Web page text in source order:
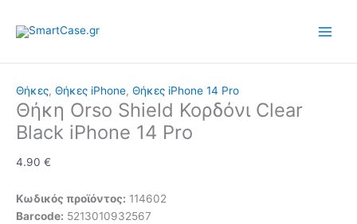
Θήκες, Θήκες iPhone, Θήκες iPhone 14 Pro
Θήκη Orso Shield Κορδόνι Clear
Black iPhone 14 Pro
4.90 €
Κωδικός προϊόντος: 114602
Barcode: 5213010932567